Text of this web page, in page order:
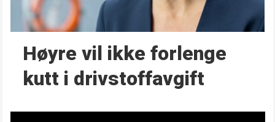
Høyre vil ikke forlenge
kutt i drivstoffavgift